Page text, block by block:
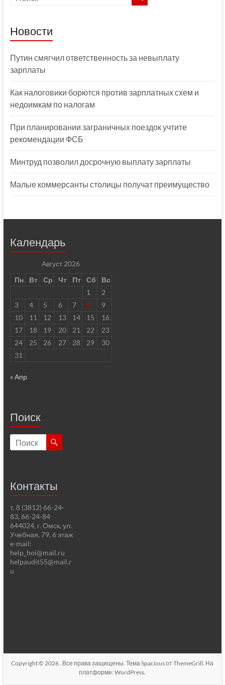
Новости
Путин смягчил ответственность за невыплату
зарплаты
Как налоговики борются против зарплатных схем и
недоимкам по налогам
При планировании заграничных поездок учтите
рекомендации ФСБ
Минтруд позволил досрочную выплату зарплаты
Малые коммерсанты столицы получат преимущество
Календарь
Август 2026
Пн
Вт Ср Чт Пт Сб
Вс
1
2
3
4 5 6 7 8
9
10
11 12 13 14 15
16
17
18 19 20 21 22
23
24
25 26 27 28 29
30
31
« Апр
Поиск
Контакты
т. 8 (3812) 66-24-
83, 66-24-84
644024, г. Омск, ул.
Учебная, 79, 6 этаж
e-mail:
help_hoi@mail.ru
helpaudit55@mail.r
u
Copyright © 2026. Все права защищены. ТемаSpaciousот ThemeGrill. На
платформе:WordPress.